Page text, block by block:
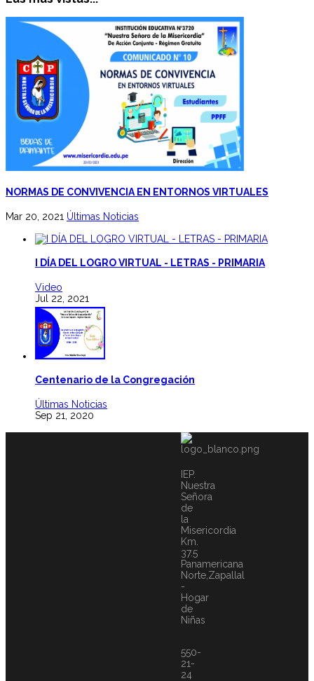
NORMAS DE CONVIVENCIA EN ENTORNOS VIRTUALES
Mar 20, 2021 Últimas Noticias
I DÍA DEL LOGRO VIRTUAL - LETRAS - PRIMARIA
Video
Jul 22, 2021
Centenario de la Congregación
Últimas Noticias
Sep 21, 2020
IEP.
Nuestra
Señora
de
la
Misericordia
Km.
37.5
Panamericana
Norte,Zapallal
-
Hogar
de
Niñas
550-
21-
24